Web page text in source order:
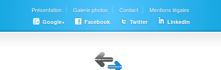
Présentation Galerie photos Contact Mentions légales
Google+ Facebook Twitter LinkedIn